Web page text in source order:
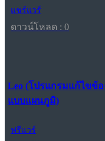
แชร์แวร์
ดาวน์โหลด : 0
Leo (โปรแกรมแก้ไขข้
แบบแผนภูมิ)
ฟรีแวร์